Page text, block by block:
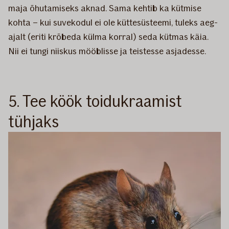
maja õhutamiseks aknad. Sama kehtib ka kütmise
kohta – kui suvekodul ei ole küttesüsteemi, tuleks aeg-
ajalt (eriti krõbeda külma korral) seda kütmas käia.
Nii ei tungi niiskus mööblisse ja teistesse asjadesse.
5. Tee köök toidukraamist
tühjaks